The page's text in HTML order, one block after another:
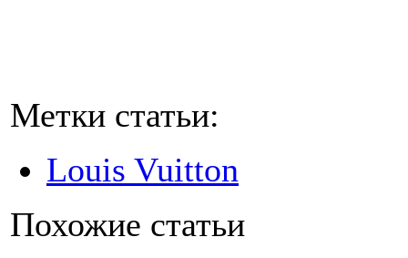
Метки статьи:
Louis Vuitton
Похожие статьи